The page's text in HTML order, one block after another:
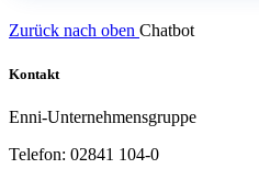
Zurück nach oben Chatbot
Kontakt
Enni-Unternehmensgruppe
Telefon: 02841 104-0